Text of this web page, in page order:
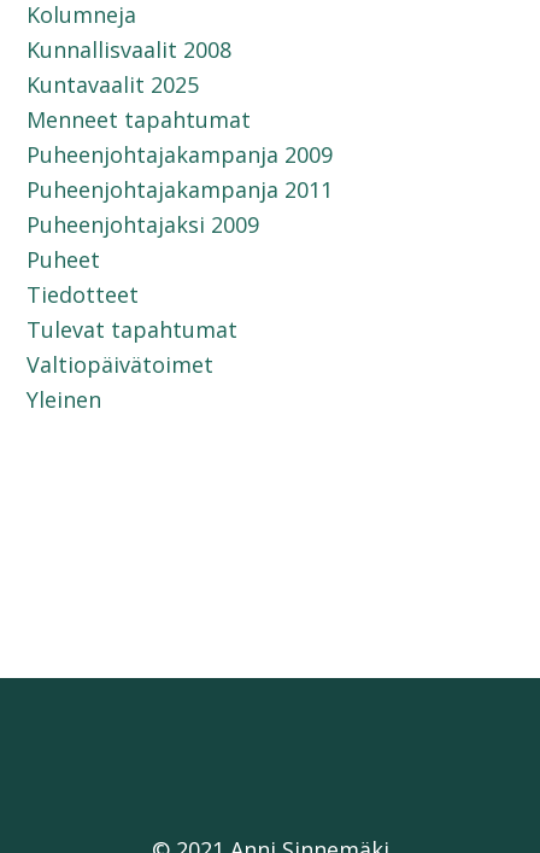
Kolumneja
Kunnallisvaalit 2008
Kuntavaalit 2025
Menneet tapahtumat
Puheenjohtajakampanja 2009
Puheenjohtajakampanja 2011
Puheenjohtajaksi 2009
Puheet
Tiedotteet
Tulevat tapahtumat
Valtiopäivätoimet
Yleinen